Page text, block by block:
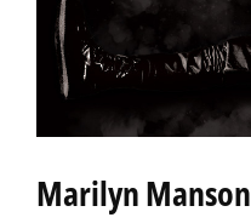
Marilyn Manson